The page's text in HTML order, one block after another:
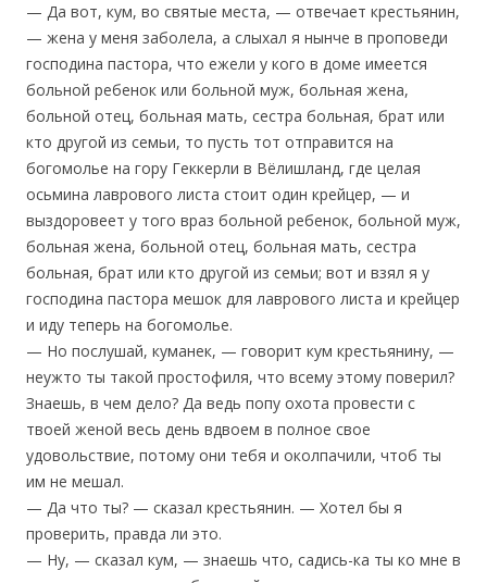
— Да вот, кум, во святые места, — отвечает крестьянин,
— жена у меня заболела, а слыхал я нынче в проповеди
господина пастора, что ежели у кого в доме имеется
больной ребенок или больной муж, больная жена,
больной отец, больная мать, сестра больная, брат или
кто другой из семьи, то пусть тот отправится на
богомолье на гору Геккерли в Вёлишланд, где целая
осьмина лаврового листа стоит один крейцер, — и
выздоровеет у того враз больной ребенок, больной муж,
больная жена, больной отец, больная мать, сестра
больная, брат или кто другой из семьи; вот и взял я у
господина пастора мешок для лаврового листа и крейцер
и иду теперь на богомолье.
— Но послушай, куманек, — говорит кум крестьянину, —
неужто ты такой простофиля, что всему этому поверил?
Знаешь, в чем дело? Да ведь попу охота провести с
твоей женой весь день вдвоем в полное свое
удовольствие, потому они тебя и околпачили, чтоб ты
им не мешал.
— Да что ты? — сказал крестьянин. — Хотел бы я
проверить, правда ли это.
— Ну, — сказал кум, — знаешь что, садись-ка ты ко мне в